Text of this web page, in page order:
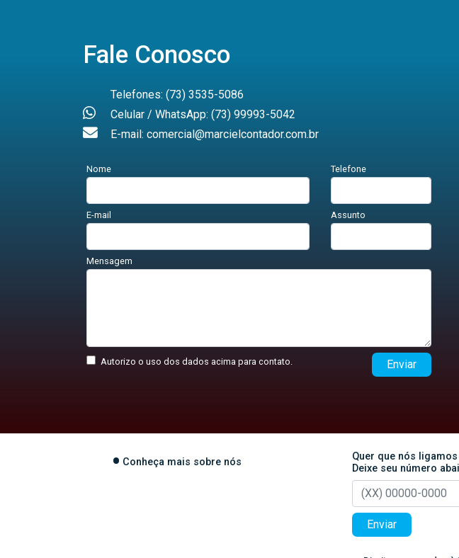
Fale Conosco
Telefones: (73) 3535-5086
Celular / WhatsApp: (73) 99993-5042
E-mail: comercial@marcielcontador.com.br
Nome Telefone
E-mail Assunto
Mensagem
Autorizo o uso dos dados acima para contato. Enviar
Conheça mais sobre nós
Quer que nós
Deixe seu número
Enviar